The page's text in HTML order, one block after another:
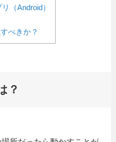
（Android）
べきか？
？